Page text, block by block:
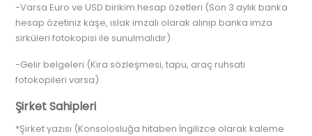
-Varsa Euro ve USD birikim hesap özetleri (Son 3 aylık banka
hesap özetiniz kaşe, ıslak imzalı olarak alınıp banka imza
sirküleri fotokopisi ile sunulmalıdır)
-Gelir belgeleri (Kira sözleşmesi, tapu, araç ruhsatı
fotokopileri varsa)
Şirket Sahipleri
*Şirket yazısı (Konsolosluğa hitaben İngilizce olarak kaleme